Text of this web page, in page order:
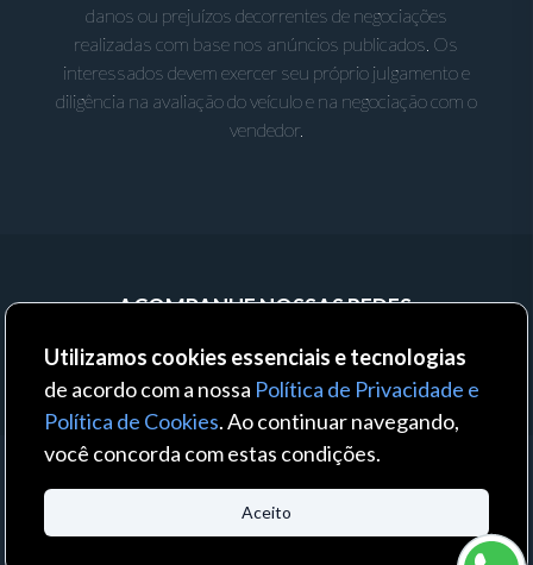
danos ou prejuízos decorrentes de negociações
realizadas com base nos anúncios publicados. Os
interessados devem exercer seu próprio julgamento e
diligência na avaliação do veículo e na negociação com o
vendedor.
ACOMPANHE NOSSAS REDES:
Utilizamos cookies essenciais e tecnologias
de acordo com a nossa Política de Privacidade e
Política de Cookies. Ao continuar navegando,
você concorda com estas condições.
Aceito